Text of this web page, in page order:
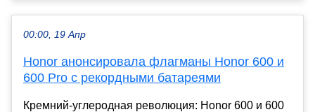
00:00, 19 Апр
Honor анонсировала флагманы Honor 600 и
600 Pro с рекордными батареями
Кремний-углеродная революция: Honor 600 и 600